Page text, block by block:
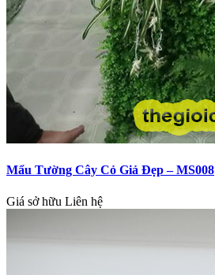
Mẩu Tường Cây Cỏ Giả Đẹp – MS008
Giá sở hữu Liên hệ